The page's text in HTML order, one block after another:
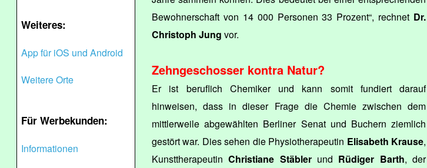
Weiteres:
App für iOS und Android
Weitere Orte
Für Werbekunden:
Informationen
Bewohnerschaft von 14 000 Personen 33 Prozent“, rechnet Dr.
Christoph Jung vor.
Zehngeschosser kontra Natur?
Er ist beruflich Chemiker und kann somit fundiert darauf
hinweisen, dass in dieser Frage die Chemie zwischen dem
mittlerweile abgewählten Berliner Senat und Buchern ziemlich
gestört war. Dies sehen die Physiotherapeutin Elisabeth Krause,
KunsttherapeutinChristiane Stäblerund Rüdiger Barth, der